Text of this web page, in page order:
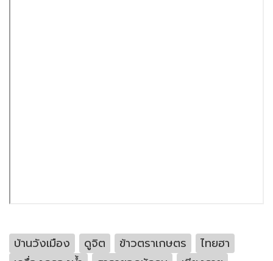
บ้านวังเมือง ดูจิต ข้าวตราเกษตร
ไทยฮา